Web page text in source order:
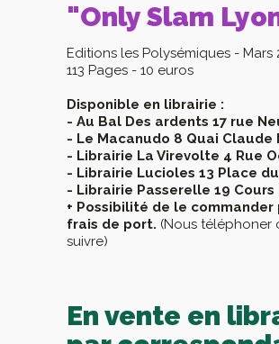
"Only Slam
Editions les Polysémiques - Mars
113 Pages - 10 euros
Disponible en librairie :
- Au Bal Des ardents 17 rue
- Le Macanudo 8 Quai Claude
- Librairie La Virevolte 4 Rue
- Librairie Lucioles 13 Place
- Librairie Passerelle 19
+ Possibilité de le
frais de port. (Nous téléphoner
suivre)
En vente en